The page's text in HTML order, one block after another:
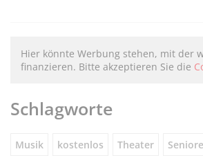
Hier könnte Werbung stehen, mit der
finanzieren. Bitte akzeptieren Sie die
Schlagworte
Musik kostenlos Theater